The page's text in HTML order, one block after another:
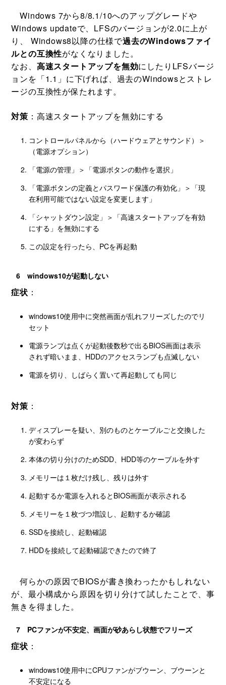
Windows 7から8/8.1/10へのアップグレードや
Windows updateで、LFSのバージョンが2.0に上が
り、 Windows8以降の仕様で過去のWindowsファイ
ルとの互換性がなくなりました。
なお、 高速スタートアップを無効にしたりLFSバージ
ョンを「1.1」に下げれば、過去のWindowsとストレ
ージの互換性が保たれます。
対策 ：高速スタートアップを無効にする
コントロールパネルから（ハードウェアとサウンド）＞
（電源オプション）
「電源の管理」＞「電源ボタンの動作を選択」
「電源ボタンの定義とパスワード保護の有効化」＞「現
在利用可能ではない設定を変更します」
「シャットダウン設定」＞「高速スタートアップを有効
にする」を無効にする
この設定を行ったら、PCを再起動
6 windows10が起動しない
症状 ：
windows10使用中に突然画面が乱れフリーズしたのでリ
セット
電源ランプは点くが起動後数秒で出るBIOS画面は表示
されず暗いまま、HDDのアクセスランプも点滅しない
電源を切り、しばらく置いて再起動しても同じ
対策 ：
ディスプレーを疑い、別のものとケーブルごと交換した
が変わらず
本体の切り分けのためSDD、HDD等のケーブルを外す
メモリーは１枚だけ残し、残りは外す
起動するか電源を入れるとBIOS画面が表示される
メモリーを１枚づつ増設し、起動するか確認
SSDを接続し、起動確認
HDDを接続して起動確認できたので終了
何らかの原因でBIOSが書き換わったかもしれない
が、最小構成から原因を切り分けて試したことで、事
無きを得ました。
7 PCファンが不安定、画面が砂あらし状態でフリーズ
症状 ：
windows10使用中にCPUファンがブウーン、ブウーンと
不安定になる